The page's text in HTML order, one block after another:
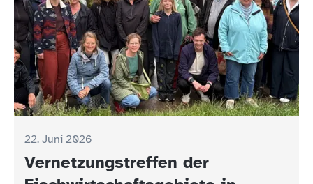
22. Juni 2026
Vernetzungstreffen der